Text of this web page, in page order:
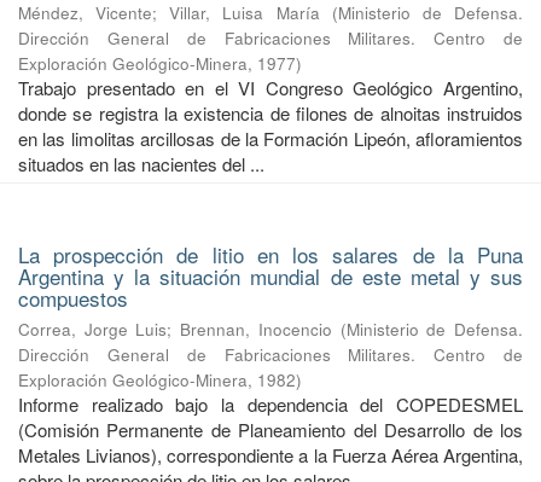
Méndez, Vicente;Villar, Luisa María (Ministerio de Defensa.
Dirección General de Fabricaciones Militares. Centro de
Exploración Geológico-Minera, 1977)
Trabajo presentado en el VI Congreso Geológico Argentino,
donde se registra la existencia de filones de alnoitas instruidos
en las limolitas arcillosas de la Formación Lipeón, afloramientos
situados en las nacientes del ...
La prospección de litio en los salares de la Puna
Argentina y la situación mundial de este metal y sus
compuestos
Correa, Jorge Luis; Brennan, Inocencio (Ministerio de Defensa.
Dirección General de Fabricaciones Militares. Centro de
Exploración Geológico-Minera, 1982)
Informe realizado bajo la dependencia del COPEDESMEL
(Comisión Permanente de Planeamiento del Desarrollo de los
Metales Livianos), correspondiente a la Fuerza Aérea Argentina,